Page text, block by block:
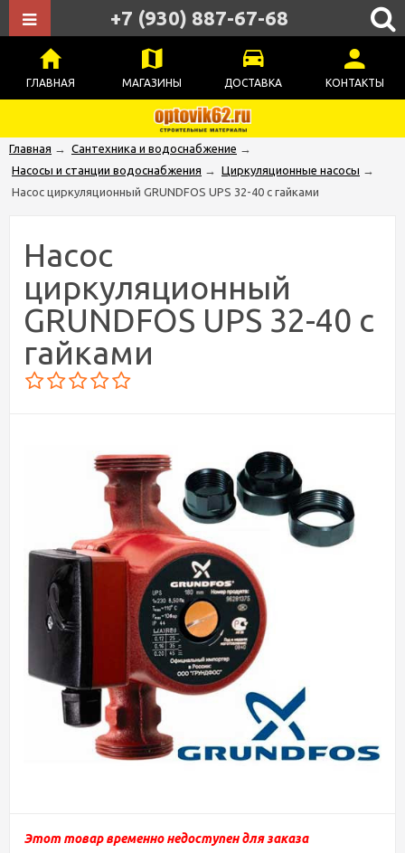
ГЛАВНАЯ МАГАЗИНЫ ДОСТАВКА КОНТАКТЫ
+7 (930) 887-67-68
Главная → Сантехника и водоснабжение →
Насосы и станции водоснабжения → Циркуляционные насосы →
Насос циркуляционный GRUNDFOS UPS 32-40 с гайками
Насос
циркуляционный
GRUNDFOS UPS 32-40 с
гайками
Этот товар временно недоступен для заказа